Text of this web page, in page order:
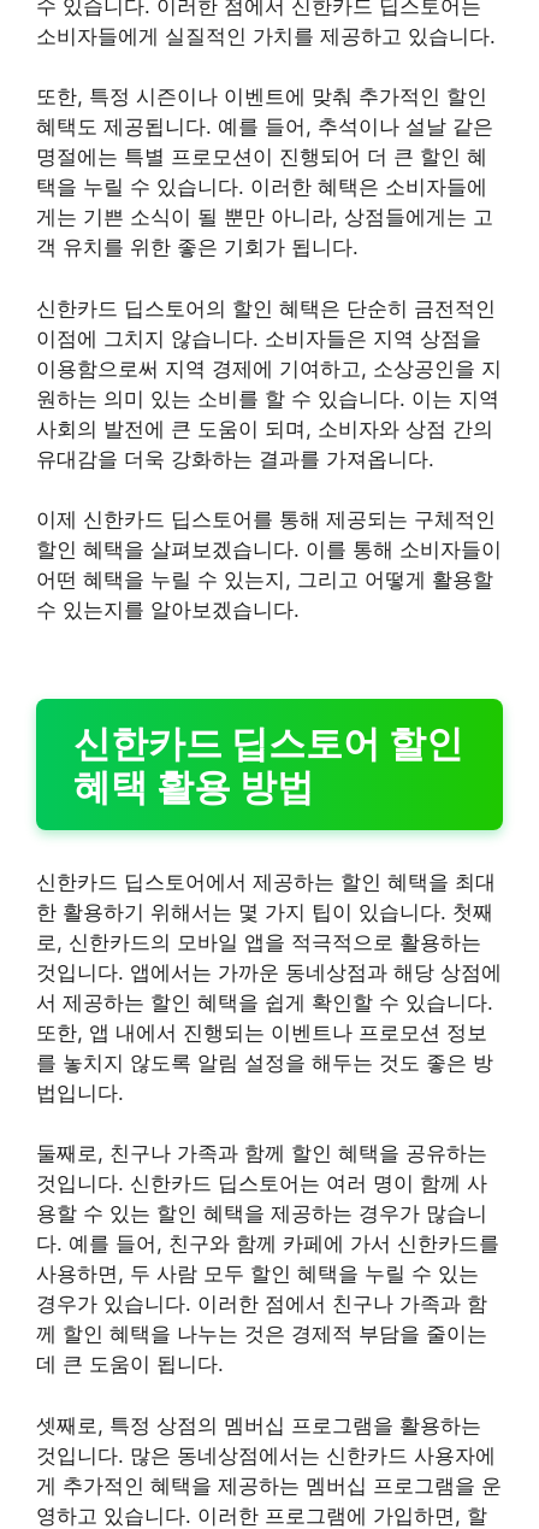
수 있습니다. 이러한 점에서 신한카드 딥스토어는
소비자들에게 실질적인 가치를 제공하고 있습니다.
또한, 특정 시즌이나 이벤트에 맞춰 추가적인 할인
혜택도 제공됩니다. 예를 들어, 추석이나 설날 같은
명절에는 특별 프로모션이 진행되어 더 큰 할인 혜
택을 누릴 수 있습니다. 이러한 혜택은 소비자들에
게는 기쁜 소식이 될 뿐만 아니라, 상점들에게는 고
객 유치를 위한 좋은 기회가 됩니다.
신한카드 딥스토어의 할인 혜택은 단순히 금전적인
이점에 그치지 않습니다. 소비자들은 지역 상점을
이용함으로써 지역 경제에 기여하고, 소상공인을 지
원하는 의미 있는 소비를 할 수 있습니다. 이는 지역
사회의 발전에 큰 도움이 되며, 소비자와 상점 간의
유대감을 더욱 강화하는 결과를 가져옵니다.
이제 신한카드 딥스토어를 통해 제공되는 구체적인
할인 혜택을 살펴보겠습니다. 이를 통해 소비자들이
어떤 혜택을 누릴 수 있는지, 그리고 어떻게 활용할
수 있는지를 알아보겠습니다.
신한카드 딥스토어 할인
혜택 활용 방법
신한카드 딥스토어에서 제공하는 할인 혜택을 최대
한 활용하기 위해서는 몇 가지 팁이 있습니다. 첫째
로, 신한카드의 모바일 앱을 적극적으로 활용하는
것입니다. 앱에서는 가까운 동네상점과 해당 상점에
서 제공하는 할인 혜택을 쉽게 확인할 수 있습니다.
또한, 앱 내에서 진행되는 이벤트나 프로모션 정보
를 놓치지 않도록 알림 설정을 해두는 것도 좋은 방
법입니다.
둘째로, 친구나 가족과 함께 할인 혜택을 공유하는
것입니다. 신한카드 딥스토어는 여러 명이 함께 사
용할 수 있는 할인 혜택을 제공하는 경우가 많습니
다. 예를 들어, 친구와 함께 카페에 가서 신한카드를
사용하면, 두 사람 모두 할인 혜택을 누릴 수 있는
경우가 있습니다. 이러한 점에서 친구나 가족과 함
께 할인 혜택을 나누는 것은 경제적 부담을 줄이는
데 큰 도움이 됩니다.
셋째로, 특정 상점의 멤버십 프로그램을 활용하는
것입니다. 많은 동네상점에서는 신한카드 사용자에
게 추가적인 혜택을 제공하는 멤버십 프로그램을 운
영하고 있습니다. 이러한 프로그램에 가입하면, 할